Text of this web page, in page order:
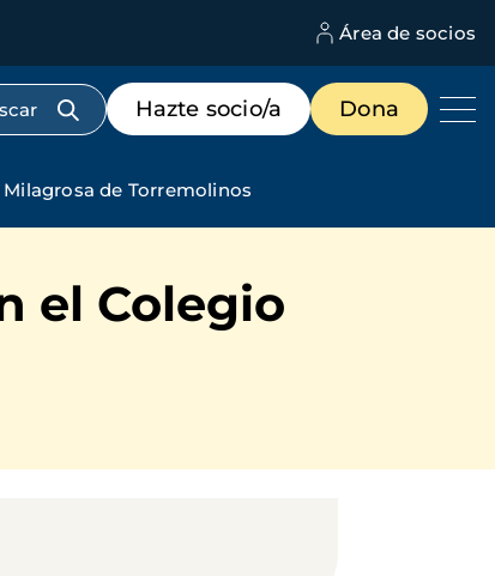
Área de socios
Menú
de
destacados
Hazte socio/a Dona
de Torremolinos
el Colegio